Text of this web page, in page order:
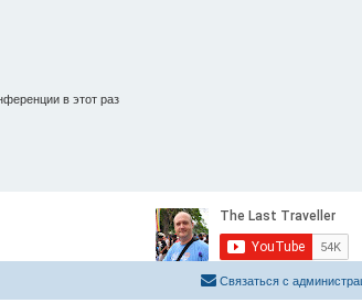
в этот раз
Связаться с